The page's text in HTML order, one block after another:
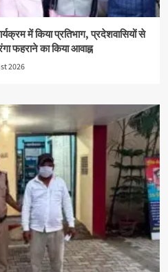
में किया प्रतिभाग, प्रदेशवासियों से
फहराने का किया आवाह्न
2026